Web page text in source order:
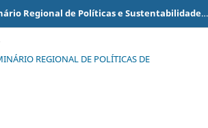
Anais do Seminário Regional de Políticas e Sustentabilidade (SERPS)
REGIONAL DE POLÍTICAS DE